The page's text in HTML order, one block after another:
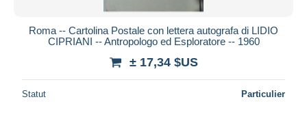
Roma -- Cartolina Postale con lettera autografa di LIDIO
CIPRIANI -- Antropologo ed Esploratore -- 1960
± 17,34 $US
Statut Particulier